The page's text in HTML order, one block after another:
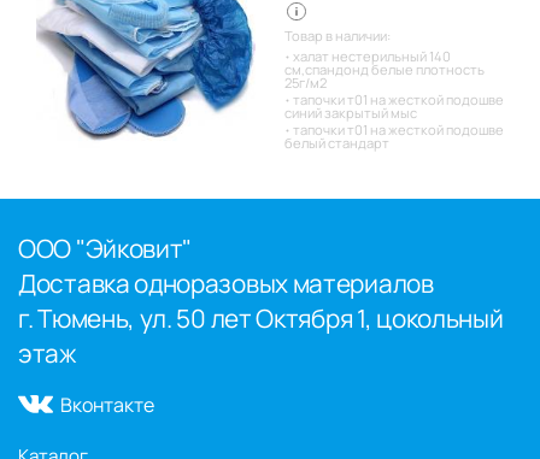
Товар в наличии:
халат нестерильный 140
см,спандонд белые плотность
25г/м2
тапочки т01 на жесткой подошве
синий закрытый мыс
тапочки т01 на жесткой подошве
белый стандарт
ООО "Эйковит"
Доставка одноразовых материалов
г. Тюмень, ул. 50 лет Октября 1, цокольный
этаж
Вконтакте